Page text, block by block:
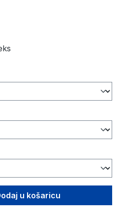
željenu količinu ili
u košaricu